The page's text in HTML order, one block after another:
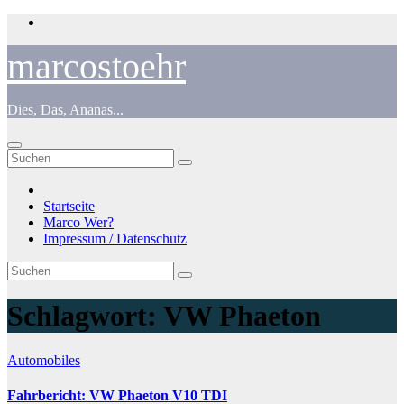
Zum
marcostoehr
Dies, Das, Ananas...
Startseite
Marco Wer?
Impressum / Datenschutz
Schlagwort: VW Phaeton
Automobiles
Fahrbericht: VW Phaeton V10 TDI